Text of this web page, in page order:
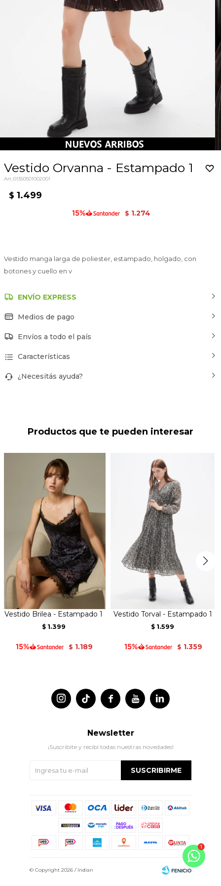
Vestido Orvanna - Estampado 1
01350501002001
$ 1.499
$ 1.274
Vestido manga larga de poliester, estampado, holgado, con
botones y cuello en v
ENVÍO EXPRESS
Medios de pago
Envíos a todo el país
Características
¿Necesitás ayuda?
Productos que te pueden interesar
Vestido Brilea - Estampado 1
$ 1.399
$ 1.189
Vestido Torval - Estampado 1
$ 1.599
$ 1.359
 
 
Newsletter
¡Suscribite y recibí todas nuestras novedades!
SUSCRIBIRME
© Copyright 2026 / Indian